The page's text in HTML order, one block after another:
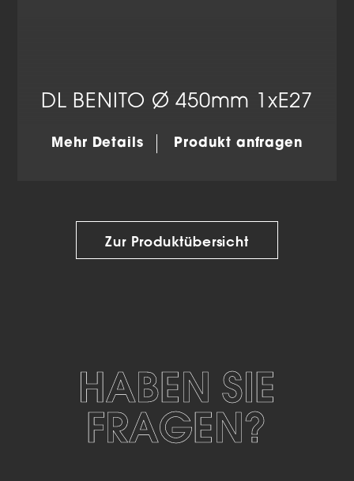
DL BENITO Ø 450mm 1xE27
Mehr Details Produkt anfragen
Zur Produktübersicht
HABEN SIE
FRAGEN?